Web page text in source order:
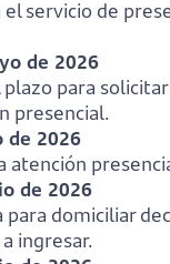
el servicio de
de 2026
plazo para
presencial.
de 2026
atención
de 2026
para domiciliar
ingresar.